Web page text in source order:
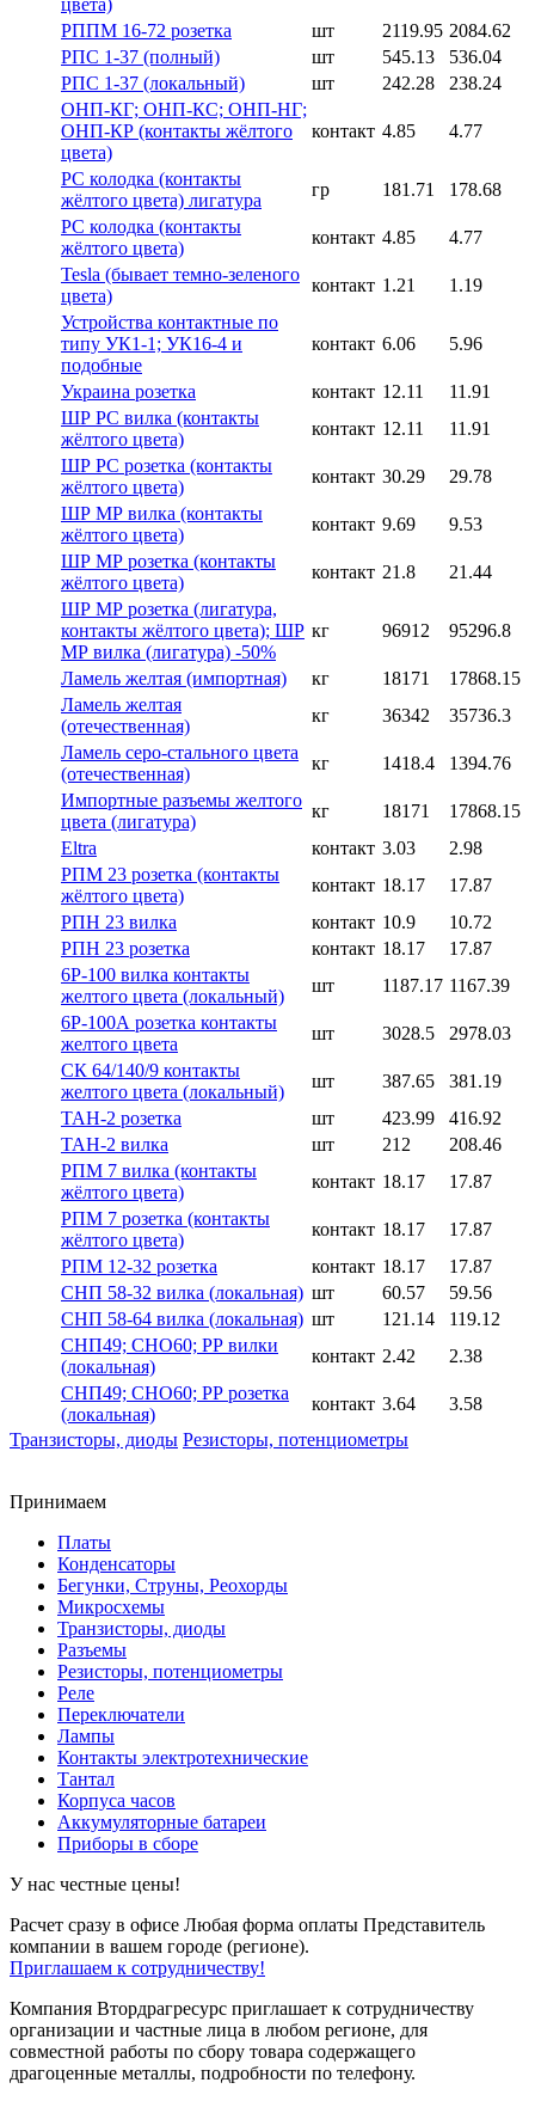
РППМ 16-72 розетка
шт 2119.95 2084.62
РПС 1-37 (полный)
шт 545.13
536.04
РПС 1-37 (локальный)
шт 242.28
238.24
ОНП-КГ; ОНП-КС; ОНП-НГ;
ОНП-КР (контакты жёлтого
цвета)
контакт 4.85 4.77
РС колодка (контакты
жёлтого цвета) лигатура
гр 181.71
178.68
РС колодка (контакты
жёлтого цвета)
контакт 4.85
4.77
Tesla (бывает темно-зеленого
цвета)
контакт 1.21
1.19
Устройства контактные по
типу УК1-1; УК16-4 и
подобные
контакт 6.06 5.96
Украина розетка контакт 12.11
11.91
ШР РС вилка (контакты
жёлтого цвета)
контакт 12.11
11.91
ШР РС розетка (контакты
жёлтого цвета)
контакт 30.29
29.78
ШР МР вилка (контакты
жёлтого цвета)
контакт 9.69
9.53
ШР МР розетка (контакты
жёлтого цвета)
контакт 21.8
21.44
ШР МР розетка (лигатура,
контакты жёлтого цвета); ШР
МР вилка (лигатура) -50%
кг 96912 95296.8
Ламель желтая (импортная) кг 18171
17868.15
Ламель желтая
(отечественная)
кг 36342
35736.3
Ламель серо-стального цвета
(отечественная)
кг 1418.4
1394.76
Импортные разъемы желтого
цвета (лигатура)
кг 18171
17868.15
Eltra
контакт 3.03
2.98
РПМ 23 розетка (контакты
жёлтого цвета)
контакт 18.17
17.87
РПН 23 вилка
контакт 10.9
10.72
РПН 23 розетка
контакт 18.17
17.87
6Р-100 вилка контакты
желтого цвета (локальный)
шт 1187.17 1167.39
6Р-100А розетка контакты
желтого цвета
шт 3028.5
2978.03
СК 64/140/9 контакты
желтого цвета (локальный)
шт 387.65
381.19
ТАН-2 розетка
шт 423.99
416.92
ТАН-2 вилка
шт 212
208.46
РПМ 7 вилка (контакты
жёлтого цвета)
контакт 18.17
17.87
РПМ 7 розетка (контакты
жёлтого цвета)
контакт 18.17
17.87
РПМ 12-32 розетка
контакт 18.17
17.87
СНП 58-32 вилка (локальная) шт 60.57
59.56
СНП 58-64 вилка (локальная) шт 121.14
119.12
СНП49; СНО60; РР вилки
(локальная)
контакт 2.42
2.38
СНП49; СНО60; РР розетка
(локальная)
контакт 3.64
3.58
Транзисторы, диоды Резисторы, потенциометры
Принимаем
Платы
Конденсаторы
Бегунки, Струны, Реохорды
Микросхемы
Транзисторы, диоды
Разъемы
Резисторы, потенциометры
Реле
Переключатели
Лампы
Контакты электротехнические
Тантал
Корпуса часов
Аккумуляторные батареи
Приборы в сборе
У нас честные цены!
Расчет сразу в офисе Любая форма оплаты Представитель
компании в вашем городе (регионе).
Приглашаем к сотрудничеству!
Компания Втордрагресурс приглашает к сотрудничеству
организации и частные лица в любом регионе, для
совместной работы по сбору товара содержащего
драгоценные металлы, подробности по телефону.